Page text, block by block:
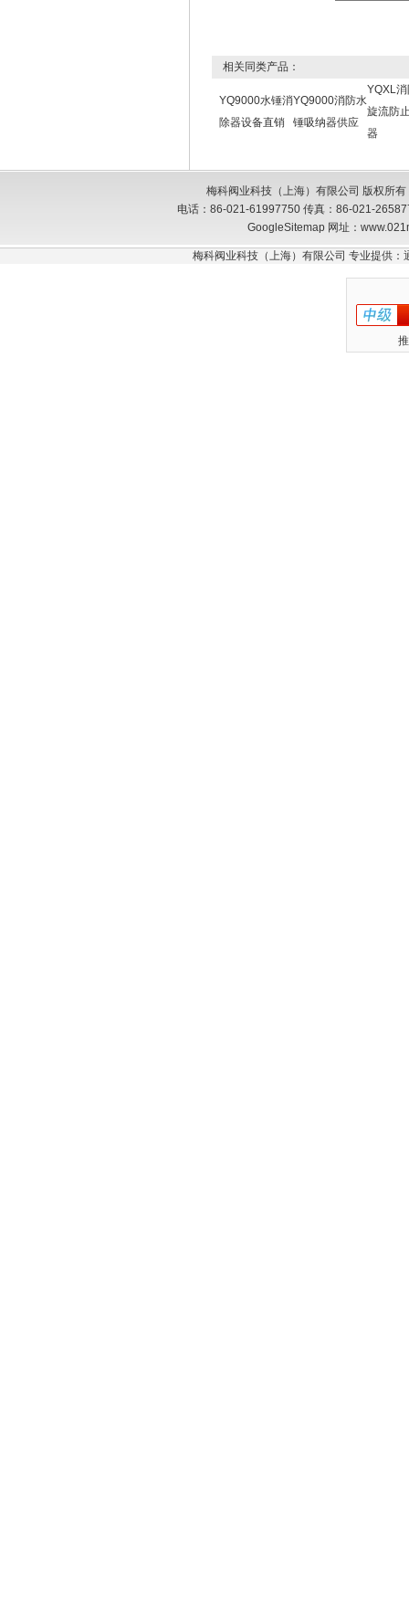
相关同类产品：
YQ9000水锤消
除器设备直销
YQ9000消防水
锤吸纳器供应
YQXL消
旋流防
器
梅科阀业科技（上海）有限公司 版权所
电话：86-021-61997750 传真：86-021-
GoogleSitemap网址：
梅科阀业科技（上海）有限公司 专业提供